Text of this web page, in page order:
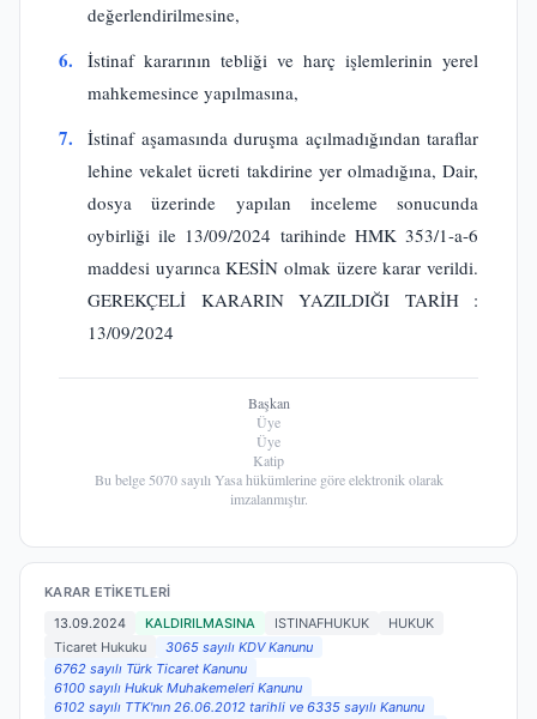
değerlendirilmesine,
6.
İstinaf kararının tebliği ve harç işlemlerinin yerel
mahkemesince yapılmasına,
7.
İstinaf aşamasında duruşma açılmadığından taraflar
lehine vekalet ücreti takdirine yer olmadığına, Dair,
dosya üzerinde yapılan inceleme sonucunda
oybirliği ile 13/09/2024 tarihinde HMK 353/1-a-6
maddesi uyarınca KESİN olmak üzere karar verildi.
GEREKÇELİ KARARIN YAZILDIĞI TARİH :
13/09/2024
Başkan
Üye
Üye
Katip
Bu belge 5070 sayılı Yasa hükümlerine göre elektronik olarak
imzalanmıştır.
KARAR ETIKETLERI
13.09.2024
KALDIRILMASINA ISTINAFHUKUK
HUKUK
Ticaret Hukuku
3065 sayılı KDV Kanunu
6762 sayılı Türk Ticaret Kanunu
6100 sayılı Hukuk Muhakemeleri Kanunu
6102 sayılı TTK'nın 26.06.2012 tarihli ve 6335 sayılı Kanunu